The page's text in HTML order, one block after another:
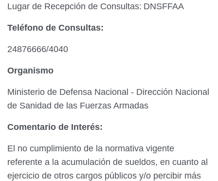
Lugar de Recepción de Consultas: DNSFFAA
Teléfono de Consultas:
24876666/4040
Organismo
Ministerio de Defensa Nacional - Dirección Nacional
de Sanidad de las Fuerzas Armadas
Comentario de Interés:
El no cumplimiento de la normativa vigente
referente a la acumulación de sueldos, en cuanto al
ejercicio de otros cargos públicos y/o percibir más